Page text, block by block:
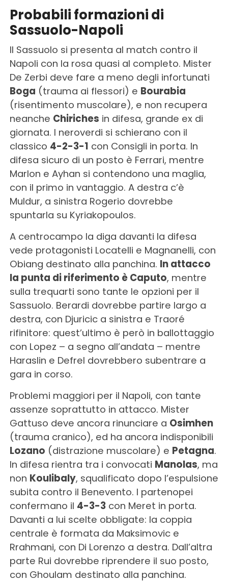
Probabili formazioni di
Sassuolo-Napoli
Il Sassuolo si presenta al match contro il
Napoli con la rosa quasi al completo. Mister
De Zerbi deve fare a meno degli infortunati
Boga (trauma ai flessori) e Bourabia
(risentimento muscolare), e non recupera
neanche Chiriches in difesa, grande ex di
giornata. I neroverdi si schierano con il
classico 4-2-3-1 con Consigli in porta. In
difesa sicuro di un posto è Ferrari, mentre
Marlon e Ayhan si contendono una maglia,
con il primo in vantaggio. A destra c’è
Muldur, a sinistra Rogerio dovrebbe
spuntarla su Kyriakopoulos.
A centrocampo la diga davanti la difesa
vede protagonisti Locatelli e Magnanelli, con
Obiang destinato alla panchina. In attacco
la punta di riferimento è Caputo, mentre
sulla trequarti sono tante le opzioni per il
Sassuolo. Berardi dovrebbe partire largo a
destra, con Djuricic a sinistra e Traoré
rifinitore: quest’ultimo è però in ballottaggio
con Lopez – a segno all’andata – mentre
Haraslin e Defrel dovrebbero subentrare a
gara in corso.
Problemi maggiori per il Napoli, con tante
assenze soprattutto in attacco. Mister
Gattuso deve ancora rinunciare a Osimhen
(trauma cranico), ed ha ancora indisponibili
Lozano (distrazione muscolare) e Petagna.
In difesa rientra tra i convocati Manolas, ma
non Koulibaly, squalificato dopo l’espulsione
subita contro il Benevento. I partenopei
confermano il 4-3-3con Meret in porta.
Davanti a lui scelte obbligate: la coppia
centrale è formata da Maksimovic e
Rrahmani, con Di Lorenzo a destra. Dall’altra
parte Rui dovrebbe riprendere il suo posto,
con Ghoulam destinato alla panchina.